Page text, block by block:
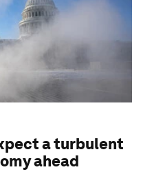
a turbulent
ahead